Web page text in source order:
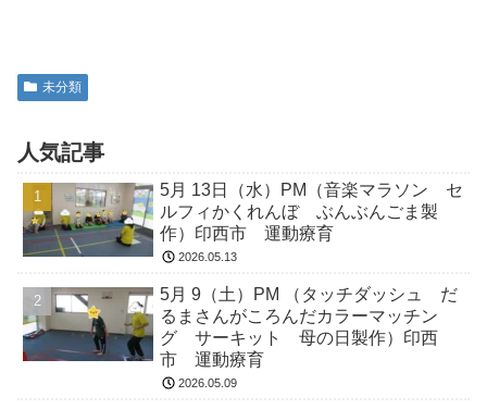
未分類
人気記事
5月 13日（水）PM（音楽マラソン セ
ルフィかくれんぼ ぶんぶんごま製
作）印西市 運動療育
2026.05.13
5月 9（土）PM （タッチダッシュ だ
るまさんがころんだカラーマッチン
グ サーキット 母の日製作）印西
市 運動療育
2026.05.09